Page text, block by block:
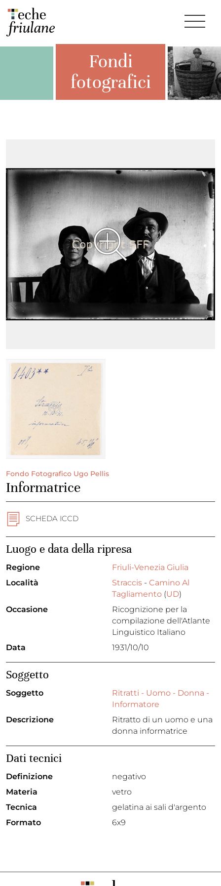
Fondi
fotografici
Fondo Fotografico Ugo Pellis
Informatrice
SCHEDA ICCD
Luogo e data della ripresa
Regione
Friuli-Venezia Giulia
Località
Straccis - Camino Al
Tagliamento (UD)
Occasione
Ricognizione per la
compilazione dell'Atlante
Linguistico Italiano
Data
1931/10/10
Soggetto
Soggetto
Ritratti - Uomo - Donna -
Informatore
Descrizione
Ritratto di un uomo e una
donna informatrice
Dati tecnici
Definizione
negativo
Materia
vetro
Tecnica
gelatina ai sali d'argento
Formato
6x9